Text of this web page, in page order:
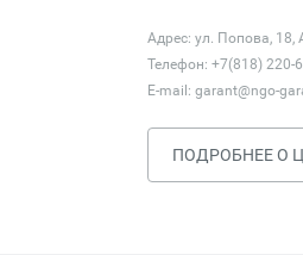
Адрес: ул. Попова, 18,
Телефон: +7(818) 220-
E-mail: garant@ngo-
ПОДРОБНЕЕ О